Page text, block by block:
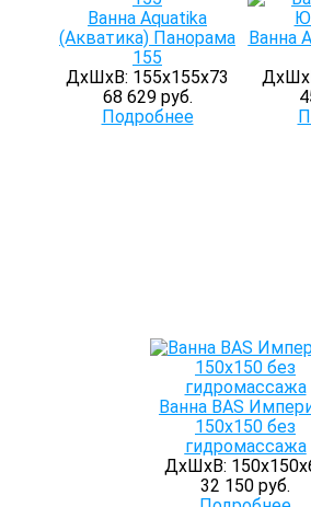
Ванна Aquatika
(Акватика) Панорама
155
ДхШхВ: 155х155х73
68 629 руб.
Подробнее
Ванна
Ванна BAS
150х150 без
гидромассажа
ДхШхВ:
32 150 руб.